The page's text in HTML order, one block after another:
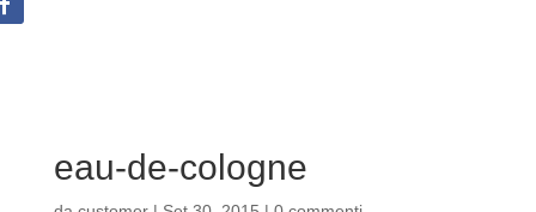
eau-de-cologne